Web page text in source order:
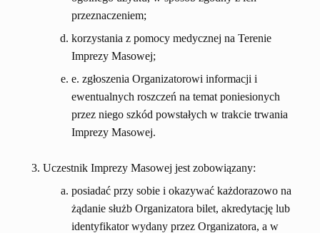
przeznaczeniem;
korzystania z pomocy medycznej na Terenie
Imprezy Masowej;
e. zgłoszenia Organizatorowi informacji i
ewentualnych roszczeń na temat poniesionych
przez niego szkód powstałych w trakcie trwania
Imprezy Masowej.
Uczestnik Imprezy Masowej jest zobowiązany:
posiadać przy sobie i okazywać każdorazowo na
żądanie służb Organizatora bilet, akredytację lub
identyfikator wydany przez Organizatora, a w